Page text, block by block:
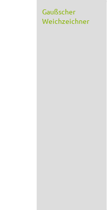
Gaußscher
Weichzeichner